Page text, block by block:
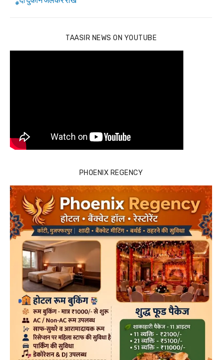
TAASIR NEWS ON YOUTUBE
PHOENIX REGENCY